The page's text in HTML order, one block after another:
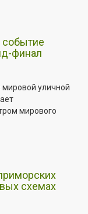
событие
финал
мировой уличной
мирового
схемах